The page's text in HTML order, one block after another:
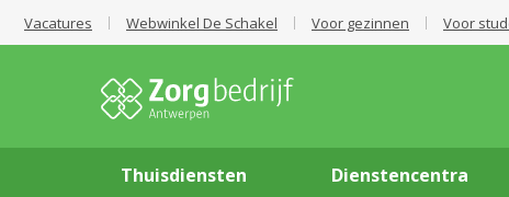
Vacatures Webwinkel De Schakel Voor gezinnen Voor
Thuisdiensten Dienstencentra